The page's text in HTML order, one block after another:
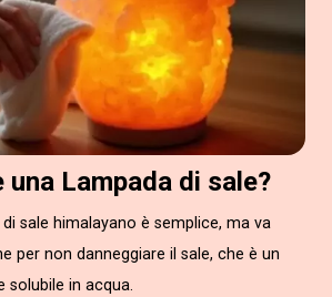
una Lampada di sale?
sale himalayano è semplice, ma va
per non danneggiare il sale, che è un
solubile in acqua.